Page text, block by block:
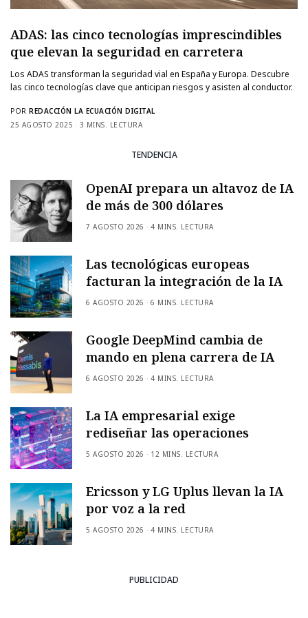
ADAS: las cinco tecnologías imprescindibles
que elevan la seguridad en carretera
Los ADAS transforman la seguridad vial en España y Europa. Descubre
las cinco tecnologías clave que anticipan riesgos y asisten al conductor.
POR REDACCIÓN LA ECUACIÓN DIGITAL
25 AGOSTO 2025
3 MINS. LECTURA
TENDENCIA
OpenAI prepara un altavoz de IA
de más de 300 dólares
7 AGOSTO 2026 4 MINS. LECTURA
Las tecnológicas europeas
facturan la integración de la IA
6 AGOSTO 2026 6 MINS. LECTURA
Google DeepMind cambia de
mando en plena carrera de IA
6 AGOSTO 2026 4 MINS. LECTURA
La IA empresarial exige
rediseñar las operaciones
5 AGOSTO 2026 12 MINS. LECTURA
Ericsson y LG Uplus llevan la IA
por voz a la red
5 AGOSTO 2026 4 MINS. LECTURA
PUBLICIDAD